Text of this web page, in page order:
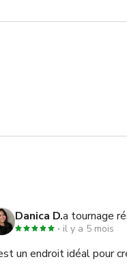
Danica D.a tournage
il y a 5 mois
un endroit idéal pour